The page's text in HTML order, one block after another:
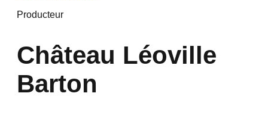
Producteur
Château Léoville
Barton